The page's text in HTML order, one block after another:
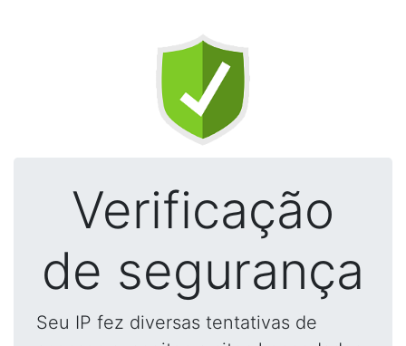
Verificação
de segurança
Seu IP fez diversas tentativas de